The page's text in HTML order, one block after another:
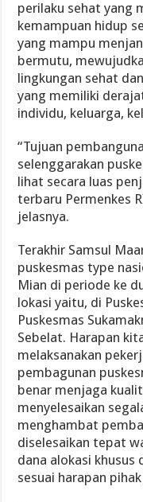
perilaku sehat yang
kemampuan hidup
yang mampu
bermutu,
lingkungan sehat
yang memiliki
individu, keluarga,
“Tujuan
selenggarakan
lihat secara luas
terbaru Permenkes
jelasnya.
Terakhir Samsul
puskesmas type
Mian di periode ke
lokasi yaitu, di
Puskesmas
Sebelat. Harapan
melaksanakan
pembagunan
benar menjaga
menyelesaikan
menghambat
diselesaikan tepat
dana alokasi
sesuai harapan